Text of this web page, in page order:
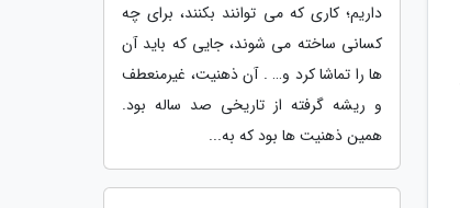
داریم؛ کاری که می توانند بکنند، برای چه
کسانی ساخته می شوند، جایی که باید آن
ها را تماشا کرد و… . آن ذهنیت، غیرمنعطف
و ریشه گرفته از تاریخی صد ساله بود.
همین ذهنیت ها بود که به...